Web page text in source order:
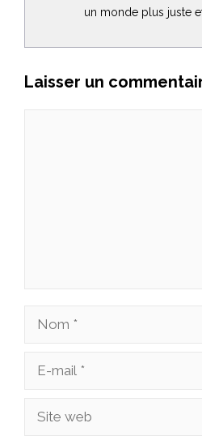
un monde plus juste
Laisser un
Nom
Site